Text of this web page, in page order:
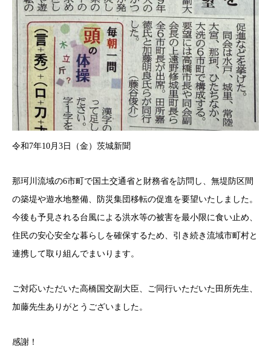
令和7年10月3日（金）茨城新聞
那珂川流域の6市町で国土交通省と財務省を訪問し、無堤防区間
の築堤や遊水地整備、防災集団移転の促進を要望いたしました。
今後も予見される台風による洪水等の被害を最小限に食い止め、
住民の安心安全な暮らしを確保するため、引き続き流域市町村と
連携して取り組んでまいります。
ご対応いただいた高橋国交副大臣、ご同行いただいた田所先生、
加藤先生ありがとうございました。
感謝！